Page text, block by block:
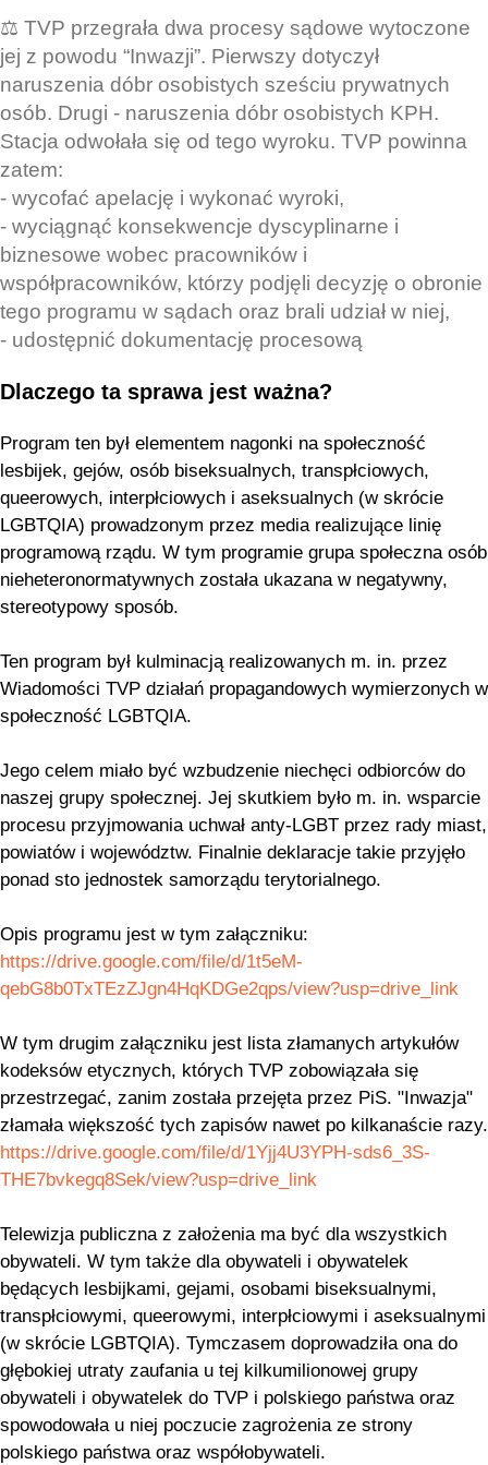
⚖️ TVP przegrała dwa procesy sądowe wytoczone
jej z powodu “Inwazji”. Pierwszy dotyczył
naruszenia dóbr osobistych sześciu prywatnych
osób. Drugi - naruszenia dóbr osobistych KPH.
Stacja odwołała się od tego wyroku. TVP powinna
zatem:
- wycofać apelację i wykonać wyroki,
- wyciągnąć konsekwencje dyscyplinarne i
biznesowe wobec pracowników i
współpracowników, którzy podjęli decyzję o obronie
tego programu w sądach oraz brali udział w niej,
- udostępnić dokumentację procesową
Dlaczego ta sprawa jest ważna?
Program ten był elementem nagonki na społeczność
lesbijek, gejów, osób biseksualnych, transpłciowych,
queerowych, interpłciowych i aseksualnych (w skrócie
LGBTQIA) prowadzonym przez media realizujące linię
programową rządu. W tym programie grupa społeczna osób
nieheteronormatywnych została ukazana w negatywny,
stereotypowy sposób.
Ten program był kulminacją realizowanych m. in. przez
Wiadomości TVP działań propagandowych wymierzonych w
społeczność LGBTQIA.
Jego celem miało być wzbudzenie niechęci odbiorców do
naszej grupy społecznej. Jej skutkiem było m. in. wsparcie
procesu przyjmowania uchwał anty-LGBT przez rady miast,
powiatów i województw. Finalnie deklaracje takie przyjęło
ponad sto jednostek samorządu terytorialnego.
Opis programu jest w tym załączniku:
https://drive.google.com/file/d/1t5eM-
qebG8b0TxTEzZJgn4HqKDGe2qps/view?usp=drive_link
W tym drugim załączniku jest lista złamanych artykułów
kodeksów etycznych, których TVP zobowiązała się
przestrzegać, zanim została przejęta przez PiS. "Inwazja"
złamała większość tych zapisów nawet po kilkanaście razy.
https://drive.google.com/file/d/1Yjj4U3YPH-sds6_3S-
THE7bvkegq8Sek/view?usp=drive_link
Telewizja publiczna z założenia ma być dla wszystkich
obywateli. W tym także dla obywateli i obywatelek
będących lesbijkami, gejami, osobami biseksualnymi,
transpłciowymi, queerowymi, interpłciowymi i aseksualnymi
(w skrócie LGBTQIA). Tymczasem doprowadziła ona do
głębokiej utraty zaufania u tej kilkumilionowej grupy
obywateli i obywatelek do TVP i polskiego państwa oraz
spowodowała u niej poczucie zagrożenia ze strony
polskiego państwa oraz współobywateli.